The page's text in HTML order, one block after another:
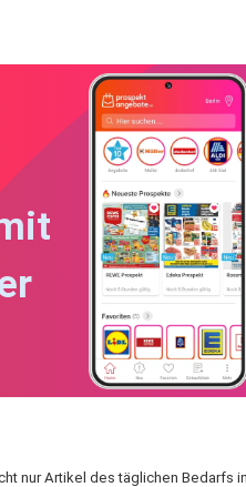
nur Artikel des täglichen Bedarfs